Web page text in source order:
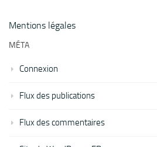
Mentions légales
MÉTA
Connexion
Flux des publications
Flux des commentaires